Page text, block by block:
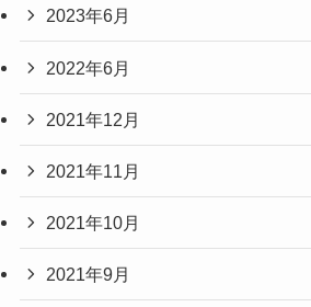
2023年6月
2022年6月
2021年12月
2021年11月
2021年10月
2021年9月